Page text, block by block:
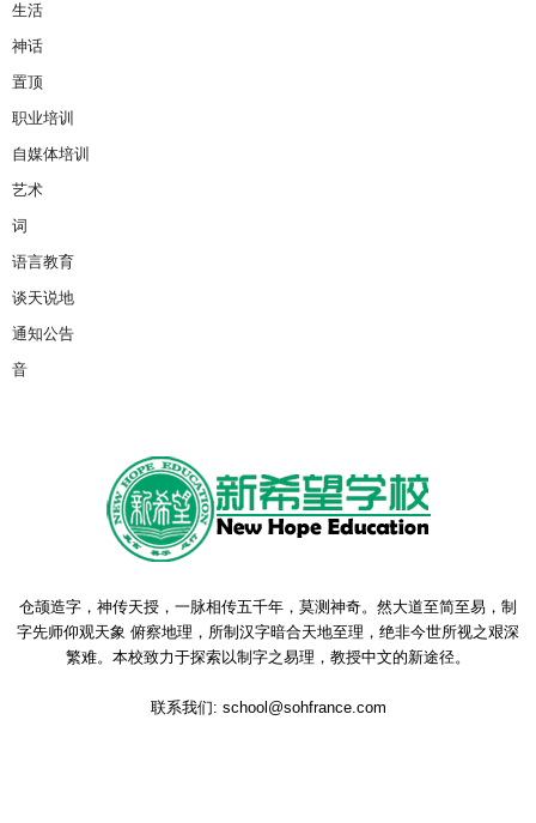
生活
神话
置顶
职业培训
自媒体培训
艺术
词
语言教育
谈天说地
通知公告
音
仓颉造字，神传天授，一脉相传五千年，莫测神奇。然大道至简至易，制
字先师仰观天象 俯察地理，所制汉字暗合天地至理，绝非今世所视之艰深
繁难。本校致力于探索以制字之易理，教授中文的新途径。
联系我们: school@sohfrance.com